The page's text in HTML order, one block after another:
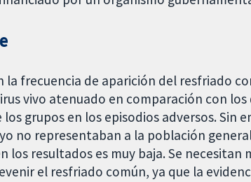
la frecuencia de aparición del resfriado
vivo atenuado en comparación con
grupos en los episodios adversos. Sin
no representaban a la población
los resultados es muy baja. Se necesitan
el resfriado común, ya que la